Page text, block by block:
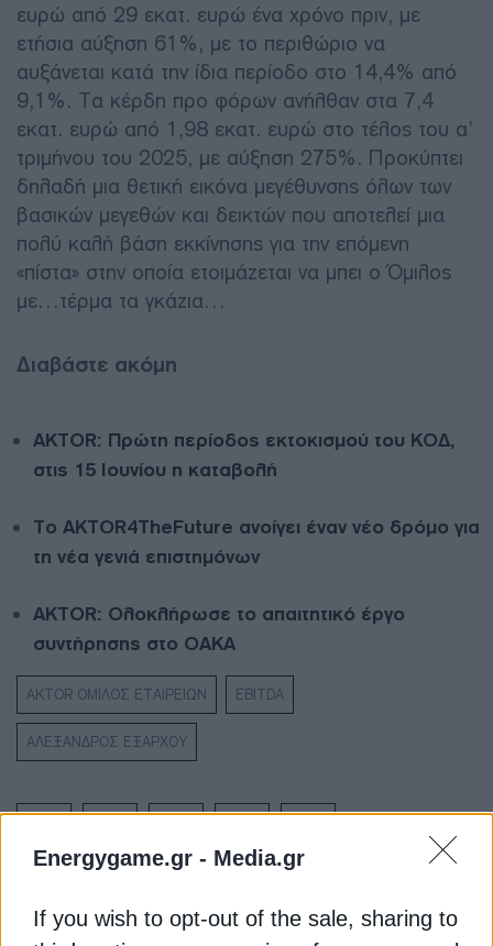
Energygame.gr - Media.gr
If you wish to opt-out of the sale, sharing to
ευρώ από 29 εκατ. ευρώ ένα χρόνο πριν, με
ετήσια αύξηση 61%, με το περιθώριο να
αυξάνεται κατά την ίδια περίοδο στο 14,4% από
9,1%. Τα κέρδη προ φόρων ανήλθαν στα 7,4
εκατ. ευρώ από 1,98 εκατ. ευρώ στο τέλος του α’
τριμήνου του 2025, με αύξηση 275%. Προκύπτει
δηλαδή μια θετική εικόνα μεγέθυνσης όλων των
βασικών μεγεθών και δεικτών που αποτελεί μια
πολύ καλή βάση εκκίνησης για την επόμενη
«πίστα» στην οποία ετοιμάζεται να μπει ο Όμιλος
με…τέρμα τα γκάζια…
Διαβάστε ακόμη
AKTOR: Πρώτη περίοδος εκτοκισμού του ΚΟΔ,
στις 15 Ιουνίου η καταβολή
Το AKTOR4TheFuture ανοίγει έναν νέο δρόμο για
τη νέα γενιά επιστημόνων
AKTOR: Ολοκλήρωσε το απαιτητικό έργο
συντήρησης στο ΟΑΚΑ
AKTOR ΟΜΙΛΟΣ ΕΤΑΙΡΕΙΩΝ EBITDA
ΑΛΕΞΑΝΔΡΟΣ ΕΞΑΡΧΟΥ